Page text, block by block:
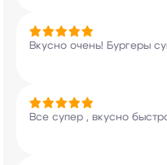
Вкусно очень! Бургеры
Все супер , вкусно